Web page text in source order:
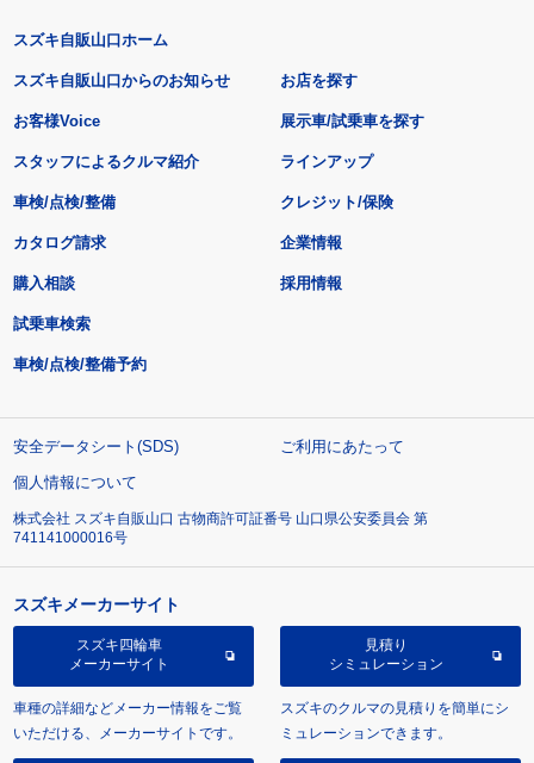
スズキ自販山口ホーム
スズキ自販山口からのお知らせ
お客様Voice
スタッフによるクルマ紹介
お店を探す
展示車/試乗車を探す
ラインアップ
車検/点検/整備 クレジット/保険
カタログ請求
購入相談
試乗車検索
車検/点検/整備予約
企業情報
採用情報
安全データシート(SDS)
ご利用にあたって
個人情報について
株式会社 スズキ自販山口 古物商許可証番号 山口県公安委員会 第
741141000016号
スズキメーカーサイト
スズキ四輪車
メーカーサイト
車種の詳細などメーカー情報をご覧
いただける、メーカーサイトです。
見積り
シミュレーション
スズキのクルマの見積りを簡単にシ
ミュレーションできます。